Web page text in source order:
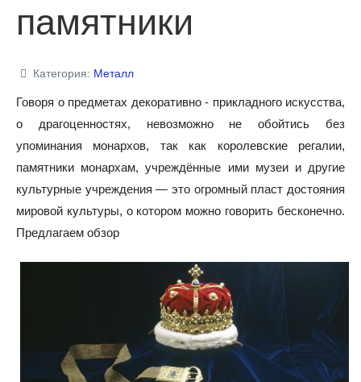
памятники
Категория: Металл
Говоря о предметах декоративно - прикладного искусства,
о драгоценностях, невозможно не обойтись без
упоминания монархов, так как королевские регалии,
памятники монархам, учреждённые ими музеи и другие
культурные учреждения — это огромный пласт достояния
мировой культуры, о котором можно говорить бесконечно.
Предлагаем обзор